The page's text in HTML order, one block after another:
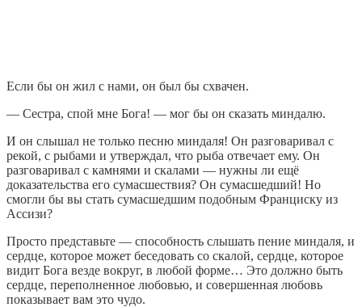
Если бы он жил с нами, он был бы схвачен.
— Сестра, спой мне Бога! — мог бы он сказать миндалю.
И он слышал не только песню миндаля! Он разговаривал с
рекой, с рыбами и утверждал, что рыба отвечает ему. Он
разговаривал с камнями и скалами — нужны ли ещё
доказательства его сумасшествия? Он сумасшедший! Но
смогли бы вы стать сумасшедшим подобным Франциску из
Ассизи?
Просто представьте — способность слышать пение миндаля, и
сердце, которое может беседовать со скалой, сердце, которое
видит Бога везде вокруг, в любой форме… Это должно быть
сердце, переполненное любовью, и совершенная любовь
показывает вам это чудо.